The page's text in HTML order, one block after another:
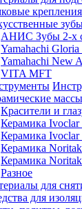
АНИС Зубы 2-х
Yamahachi
Yamahachi New
VITA MFT
Красители и
Керамика Ivoclar
Керамика
Керамика
Керамика
Разное